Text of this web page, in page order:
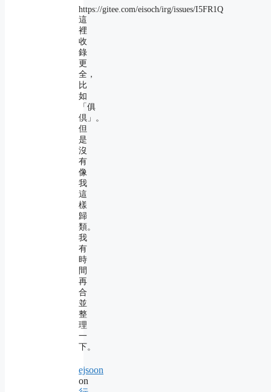
https://gitee.com/eisoch/irg/issues/I5FR1Q
這
裡
收
錄
更
全，
比
如
「俱
倶」。
但
是
沒
有
像
我
這
樣
歸
類。
我
有
時
間
再
合
並
整
理
一
下。
ejsoon
on